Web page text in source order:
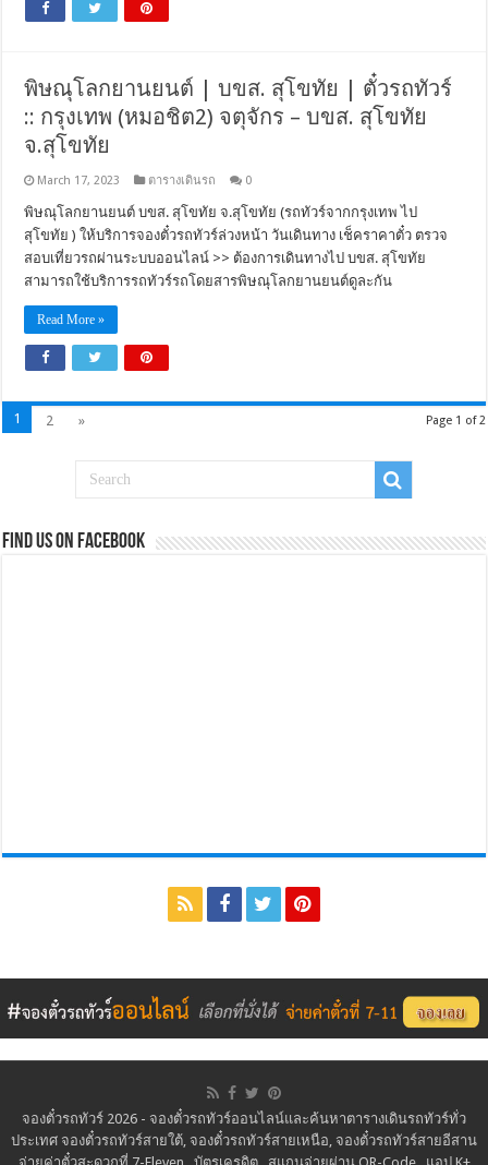
พิษณุโลกยานยนต์ | บขส. สุโขทัย | ตั๋วรถทัวร์
:: กรุงเทพ (หมอชิต2) จตุจักร – บขส. สุโขทัย
จ.สุโขทัย
March 17, 2023 ตารางเดินรถ 0
พิษณุโลกยานยนต์ บขส. สุโขทัย จ.สุโขทัย (รถทัวร์จากกรุงเทพ ไป
สุโขทัย ) ให้บริการจองตั๋วรถทัวร์ล่วงหน้า วันเดินทาง เช็คราคาตั๋ว ตรวจ
สอบเที่ยวรถผ่านระบบออนไลน์ >> ต้องการเดินทางไป บขส. สุโขทัย
สามารถใช้บริการรถทัวร์รถโดยสารพิษณุโลกยานยนต์ดูละกัน
Read More »
Page 1 of 2
1 2 »
Find us on Facebook
จองตั๋วรถทัวร์ 2026 - จองตั๋วรถทัวร์ออนไลน์และค้นหาตารางเดินรถทัวร์ทั่ว
ประเทศ จองตั๋วรถทัวร์สายใต้, จองตั๋วรถทัวร์สายเหนือ, จองตั๋วรถทัวร์สายอีสาน